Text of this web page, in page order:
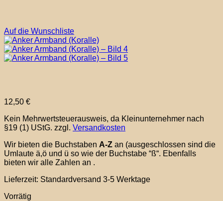
Auf die Wunschliste
12,50 €
Kein Mehrwertsteuerausweis, da Kleinunternehmer nach
§19 (1) UStG. zzgl. Versandkosten
Wir bieten die Buchstaben A-Z an (ausgeschlossen sind die
Umlaute ä,ö und ü so wie der Buchstabe “ß“. Ebenfalls
bieten wir alle Zahlen an .
Lieferzeit: Standardversand 3-5 Werktage
Vorrätig